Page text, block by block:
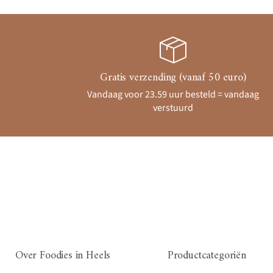
Gratis verzending (vanaf 50 euro)
Vandaag voor 23.59 uur besteld = vandaag
verstuurd
Over Foodies in Heels Productcategoriën